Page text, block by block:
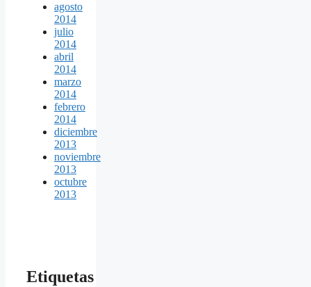
agosto
2014
julio
2014
abril
2014
marzo
2014
febrero
2014
diciembre
2013
noviembre
2013
octubre
2013
Etiquetas